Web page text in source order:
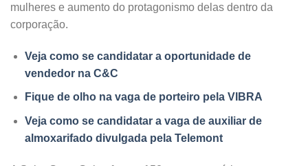
mulheres e aumento do protagonismo delas dentro da
corporação.
Veja como se candidatar a oportunidade de
vendedor na C&C
Fique de olho na vaga de porteiro pela VIBRA
Veja como se candidatar a vaga de auxiliar de
almoxarifado divulgada pela Telemont